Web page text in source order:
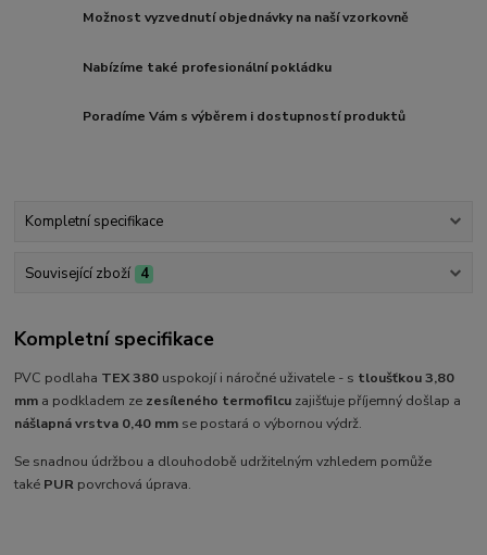
Možnost vyzvednutí objednávky na naší vzorkovně
Nabízíme také profesionální pokládku
Poradíme Vám s výběrem i dostupností produktů
Kompletní specifikace
Související zboží 4
Kompletní specifikace
PVC podlaha TEX 380 uspokojí i náročné uživatele - s tloušťkou 3,80
mm a podkladem ze zesíleného termofilcu zajišťuje příjemný došlap a
nášlapná vrstva 0,40 mm se postará o výbornou výdrž.
Se snadnou údržbou a dlouhodobě udržitelným vzhledem pomůže
také PUR povrchová úprava.